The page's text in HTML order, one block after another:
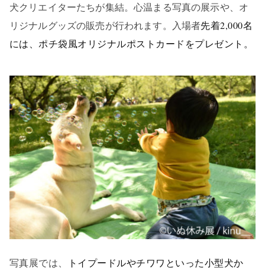
犬クリエイターたちが集結。心温まる写真の展示や、オ
リジナルグッズの販売が行われます。入場者先着2,000名
には、ポチ袋風オリジナルポストカードをプレゼント。
写真展では、
トイプードルやチワワといった小型犬か